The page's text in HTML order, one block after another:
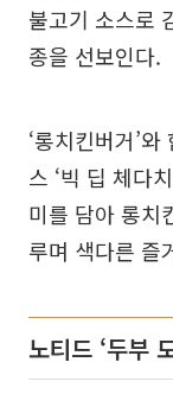
불고기 소스로
종을 선보인다.
‘롱치킨버거’
스 ‘빅 딥 체다
미를 담아 롱치
루며 색다른 즐
노티드 ‘두부